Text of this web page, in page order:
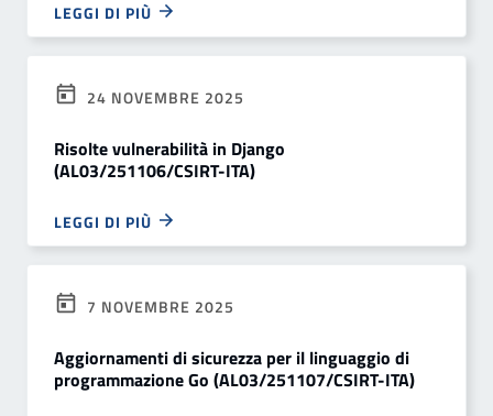
LEGGI DI PIÙ
24 NOVEMBRE 2025
Risolte vulnerabilità in Django
(AL03/251106/CSIRT-ITA)
LEGGI DI PIÙ
7 NOVEMBRE 2025
Aggiornamenti di sicurezza per il linguaggio di
programmazione Go (AL03/251107/CSIRT-ITA)